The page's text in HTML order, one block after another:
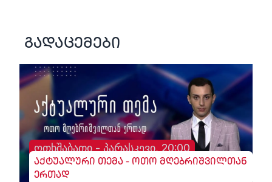
გადაცემები
ოთხშაბათი - პარასკევი, 20:00
აქტუალური თემა - ოთო მღებრიშვილთან
ერთად